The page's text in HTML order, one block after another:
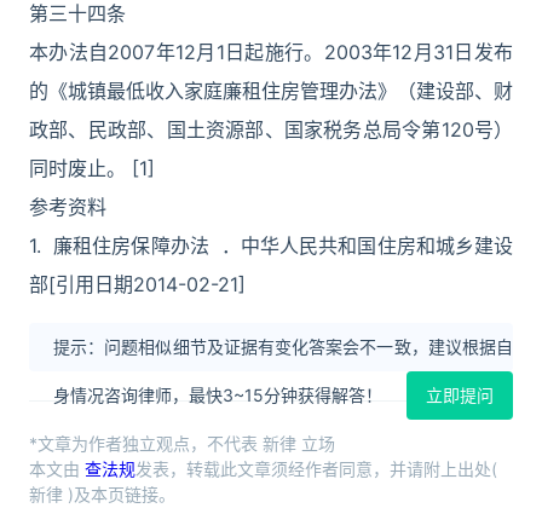
第三十四条
本办法自2007年12月1日起施行。2003年12月31日发布
的《城镇最低收入家庭廉租住房管理办法》（建设部、财
政部、民政部、国土资源部、国家税务总局令第120号）
同时废止。 [1]
参考资料
1. 廉租住房保障办法 ．中华人民共和国住房和城乡建设
部[引用日期2014-02-21]
提示：问题相似细节及证据有变化答案会不一致，建议根据自
身情况咨询律师，最快3~15分钟获得解答！ 立即提问
*文章为作者独立观点，不代表 新律 立场
本文由 查法规发表，转载此文章须经作者同意，并请附上出处(
新律 )及本页链接。